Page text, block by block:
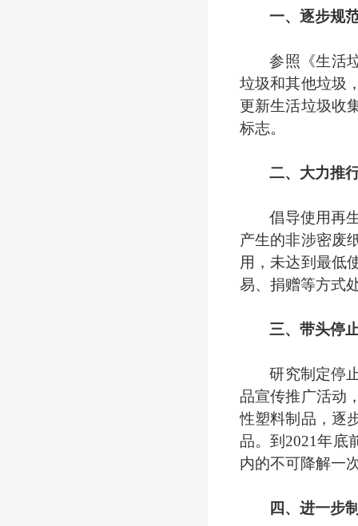
一、逐步规
参照《生活
垃圾和其他垃圾
更新生活垃圾收
标志。
二、大力推
倡导使用再
产生的非涉密废
用，未达到最低
易、捐赠等方式
三、带头停
研究制定停
品宣传推广活动
性塑料制品，逐
品。到 2021年底
内的不可降解一
四、进一步